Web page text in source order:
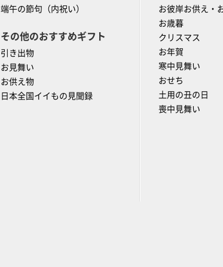
端午の節句（内祝い）
その他のおすすめギフト
引き出物
お見舞い
お供え物
日本全国イイもの見聞録
お彼岸お供え・
お歳暮
クリスマス
お年賀
寒中見舞い
おせち
土用の丑の日
喪中見舞い